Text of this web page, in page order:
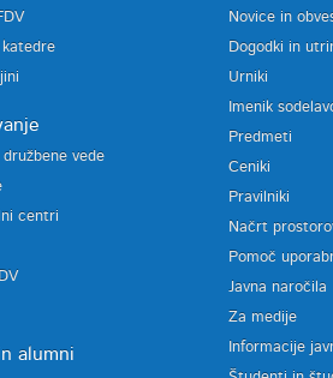
katedre
vede
centri
alumni
Novice in
Dogodki in
Urniki
Imenik
Predmeti
Ceniki
Pravilniki
Načrt
Pomoč
Javna naročila
Za medije
Informacije